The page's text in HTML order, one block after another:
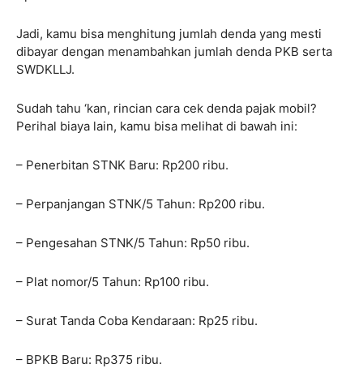
Jadi, kamu bisa menghitung jumlah denda yang mesti
dibayar dengan menambahkan jumlah denda PKB serta
SWDKLLJ.
Sudah tahu ‘kan, rincian cara cek denda pajak mobil?
Perihal biaya lain, kamu bisa melihat di bawah ini:
– Penerbitan STNK Baru: Rp200 ribu.
– Perpanjangan STNK/5 Tahun: Rp200 ribu.
– Pengesahan STNK/5 Tahun: Rp50 ribu.
– Plat nomor/5 Tahun: Rp100 ribu.
– Surat Tanda Coba Kendaraan: Rp25 ribu.
– BPKB Baru: Rp375 ribu.